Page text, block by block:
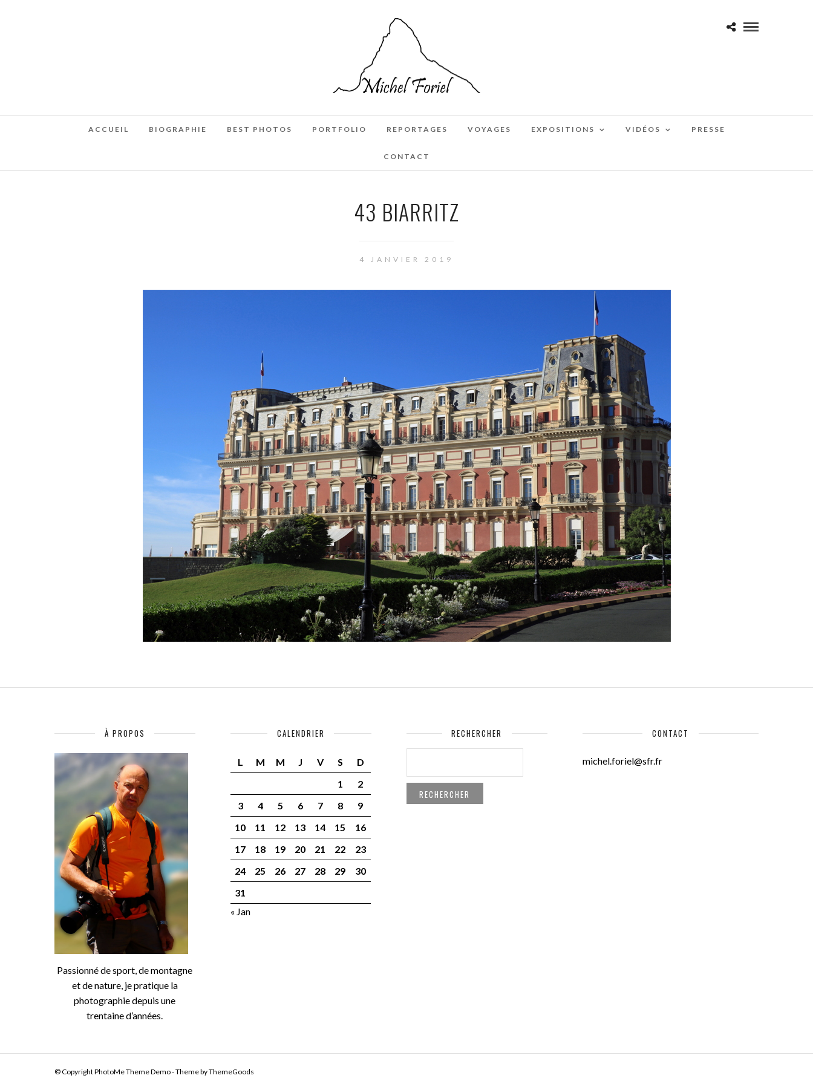
ACCUEIL BIOGRAPHIE BEST PHOTOS PORTFOLIO REPORTAGES VOYAGES EXPOSITIONS VIDÉOS PRESSE
CONTACT
43 BIARRITZ
4 JANVIER 2019
À PROPOS
Passionné de sport, de montagne
et de nature, je pratique la
photographie depuis une
trentaine d’années.
CALENDRIER
L M M J V S
D
1
2
3
4 5 6 7 8
9
10
11 12 13 14 15
16
17
18 19 20 21 22
23
24
25 26 27 28 29
30
31
« Jan
RECHERCHER
CONTACT
michel.foriel@sfr.fr
© Copyright PhotoMe Theme Demo - Theme by ThemeGoods